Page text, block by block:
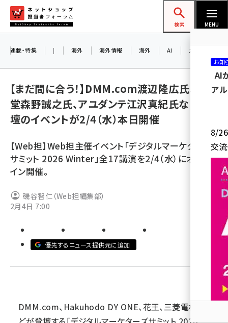
ン
ネットショップ担当者フォーラム
検索 MENU
amazon (2247)
楽天 (1871)
ecbeing (1207)
アスクル (1119)
base (1075)
ビィ・フォアード (773)
revico (739)
連載・特集 | 海外 海外情報 海外 AI メタバース
【まだ間に合う！】DMM.com渡辺隆広氏、運営
堂森野誠之氏、アユダンテ江沢真紀氏など登
壇のイベントが2/4（水）本日開催
【Web担】Web担主催イベント「デジタルマーケターズ
サミット 2026 Winter」全17講演を2/4（水）にオンラ
イン開催。
磯谷智仁（Web担編集部）
2月4日 7:00
優先するニュース提供元に追加
DMM.com、Hakuhodo DY ONE、花王、三菱電機な
お知
AI
ア
8/26
交